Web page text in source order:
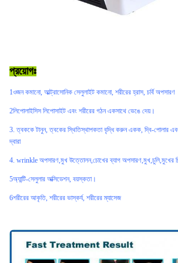
প্রয়োগঃ
1ওজন কমানো, আল্ট্রাসোনিক সেলুলাইট কমানো, শরীরের হ্রাস, চর্বি অপসারণ
2লিপোলাইসিস লিপোসাইট এবং শরীরের গঠন একসাথে ভেঙে দেয়।
3. ত্বককে টানুন, ত্বকের স্থিতিস্থাপকতা বৃদ্ধি করুন একক, দ্বি-পোলার এবং
দ্বারা
4. wrinkle অপসারণ,মুখ উত্তোলন,চোখের ব্যাগ অপসারণ,মুখ,চুলি,মুখের
5অ্যান্টি-সেলুলার অক্সিডেশন, বয়স্কতা।
6শরীরের আকৃতি, শরীরের ভাস্কর্য, শরীরের ম্যাসেজ